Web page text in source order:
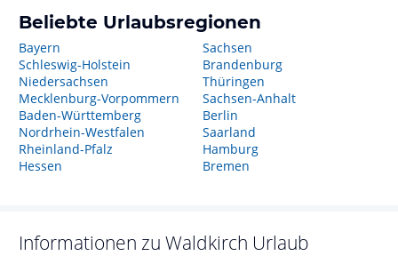
Beliebte Urlaubsregionen
Bayern
Schleswig-Holstein
Niedersachsen
Mecklenburg-Vorpommern
Baden-Württemberg
Nordrhein-Westfalen
Rheinland-Pfalz
Hessen
Sachsen
Brandenburg
Thüringen
Sachsen-Anhalt
Berlin
Saarland
Hamburg
Bremen
Informationen zu Waldkirch Urlaub